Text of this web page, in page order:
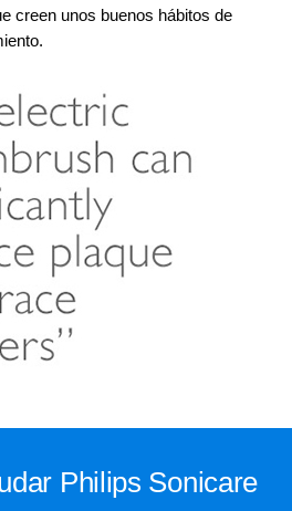
creen unos buenos hábitos de
Philips Sonicare